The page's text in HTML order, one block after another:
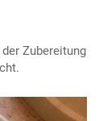
Zubereitung